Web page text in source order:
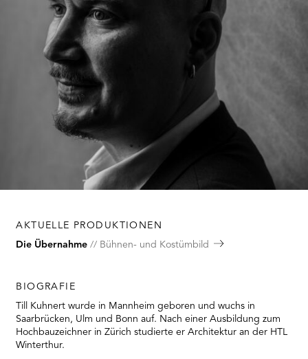
AKTUELLE PRODUKTIONEN
Die Übernahme Bühnen- und Kostümbild
BIOGRAFIE
Till Kuhnert wurde in Mannheim geboren und wuchs in
Saarbrücken, Ulm und Bonn auf. Nach einer Ausbildung zum
Hochbauzeichner in Zürich studierte er Architektur an der HTL
Winterthur.